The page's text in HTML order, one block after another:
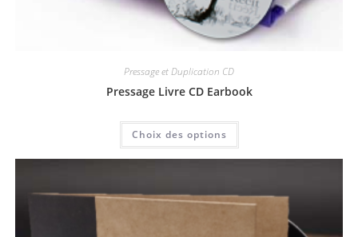
Pressage et Duplication CD
Pressage Livre CD Earbook
Choix des options